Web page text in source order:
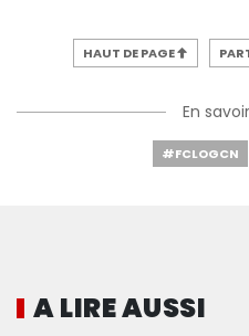
HAUT DE PAGE
En
#FCLOGCN
A LIRE AUSSI